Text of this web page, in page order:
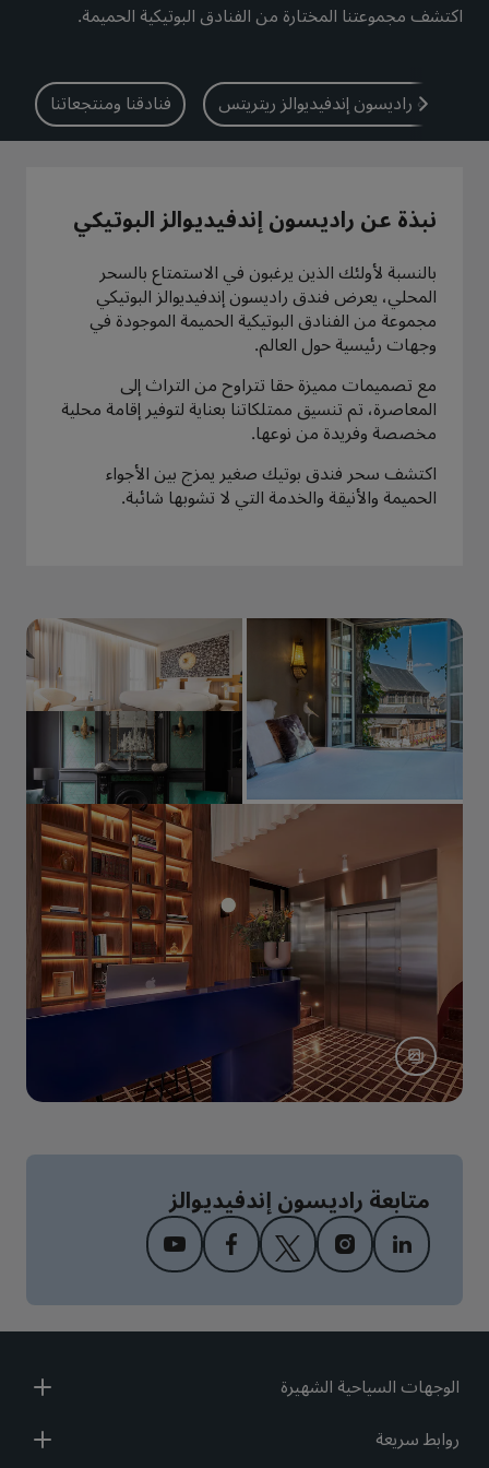
بارك إن باي راديسون
Prize by Radisson كانتري إن آند سويتس
العلامات التجارية التابعة في الصين
Jin Jiang
Kunlun
Golden Tulip
تفضل بزيارة مدونتنا
اكتشف مجموعتنا المختارة من الفنادق البوتيكية الحميمة.
مجموعة راديسون إندفيديوالز ريتريتس فنادقنا ومنتجعاتنا
نبذة عن راديسون إندفيديوالز البوتيكي
بالنسبة لأولئك الذين يرغبون في الاستمتاع بالسحر
المحلي، يعرض فندق راديسون إندفيديوالز البوتيكي
مجموعة من الفنادق البوتيكية الحميمة الموجودة في
وجهات رئيسية حول العالم.
مع تصميمات مميزة حقا تتراوح من التراث إلى
المعاصرة، تم تنسيق ممتلكاتنا بعناية لتوفير إقامة محلية
مخصصة وفريدة من نوعها.
اكتشف سحر فندق بوتيك صغير يمزج بين الأجواء
الحميمة والأنيقة والخدمة التي لا تشوبها شائبة.
متابعة راديسون إندفيديوالز
الوجهات السياحية الشهيرة
روابط سريعة